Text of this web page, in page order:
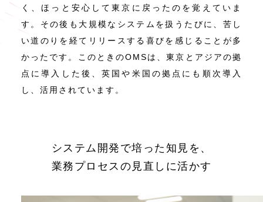
く、ほっと安心して東京に戻ったのを覚えていま
す。その後も大規模なシステムを扱うたびに、苦し
い道のりを経てリリースする喜びを感じることが多
かったです。このときのOMSは、東京とアジアの拠
点に導入した後、英国や米国の拠点にも順次導入
し、活用されています。
システム開発で培った知見を、
業務プロセスの見直しに活かす